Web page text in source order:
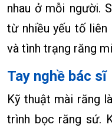
nhau ở mỗi người.
từ nhiều yếu tố liên
và tình trạng răng
Tay nghề bác sĩ
Kỹ thuật mài răng
trình bọc răng sứ.